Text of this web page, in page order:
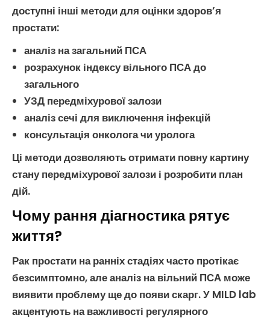
доступні інші методи для оцінки здоров’я
простати:
аналіз назагальний ПСА
розрахунок індексувільного ПСАдо
загального
УЗД передміхурової залози
аналіз сечі для виключення інфекцій
консультація онколога чи уролога
Ці методи дозволяють отримати повну картину
станупередміхурової залози і розробити план
дій.
Чому рання діагностика рятує
життя?
Рак простати на ранніх стадіях часто протікає
безсимптомно, але аналіз навільний ПСА може
виявити проблему ще до появи скарг. У MILD lab
акцентують на важливості регулярного